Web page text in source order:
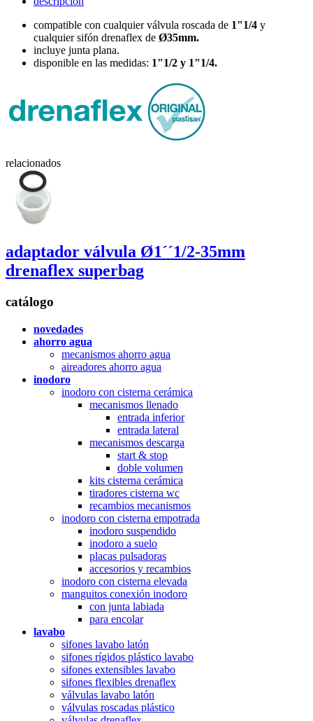
compatible con cualquier válvula roscada de 1"1/4 y
cualquier sifón drenaflex de Ø35mm.
incluye junta plana.
disponible en las medidas: 1"1/2 y 1"1/4.
relacionados
adaptador válvula Ø1´´1/2-35mm
drenaflex superbag
catálogo
novedades
ahorro agua
mecanismos ahorro agua
aireadores ahorro agua
inodoro
inodoro con cisterna cerámica
mecanismos llenado
entrada inferior
entrada lateral
mecanismos descarga
start & stop
doble volumen
kits cisterna cerámica
tiradores cisterna wc
recambios mecanismos
inodoro con cisterna empotrada
inodoro suspendido
inodoro a suelo
placas pulsadoras
accesorios y recambios
inodoro con cisterna elevada
manguitos conexión inodoro
con junta labiada
para encolar
lavabo
sifones lavabo latón
sifones rígidos plástico lavabo
sifones extensibles lavabo
sifones flexibles drenaflex
válvulas lavabo latón
válvulas roscadas plástico